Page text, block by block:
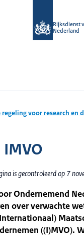
Rijksdienst
Nederland
regeling voor research en
IMVO
is gecontroleerd op 7
Ondernemend
over verwachte
((I)MVO).